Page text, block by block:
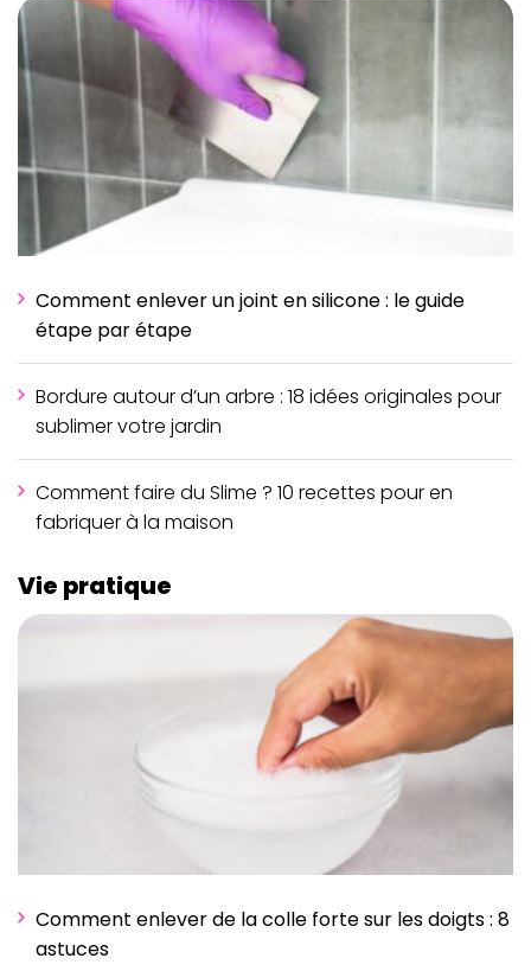
Comment enlever un joint en silicone : le guide
étape par étape
Bordure autour d’un arbre : 18 idées originales pour
sublimer votre jardin
Comment faire du Slime ? 10 recettes pour en
fabriquer à la maison
Vie pratique
Comment enlever de la colle forte sur les doigts : 8
astuces